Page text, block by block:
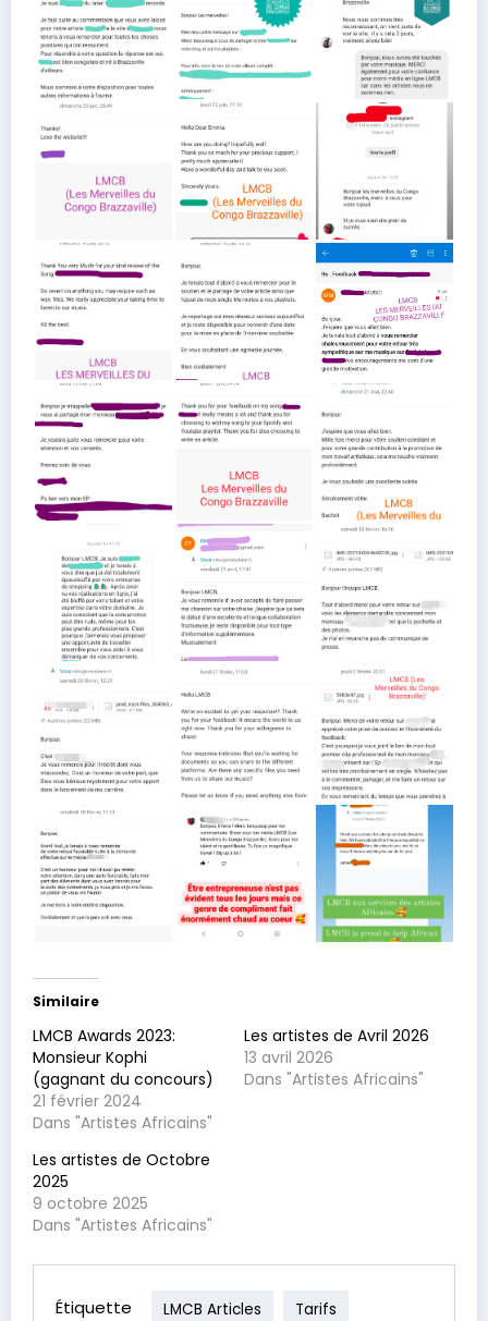
Similaire
LMCB Awards 2023:
Monsieur Kophi
(gagnant du concours)
21 février 2024
Dans "Artistes Africains"
Les artistes de Avril 2026
13 avril 2026
Dans "Artistes Africains"
Les artistes de Octobre
2025
9 octobre 2025
Dans "Artistes Africains"
Étiquette LMCB Articles Tarifs